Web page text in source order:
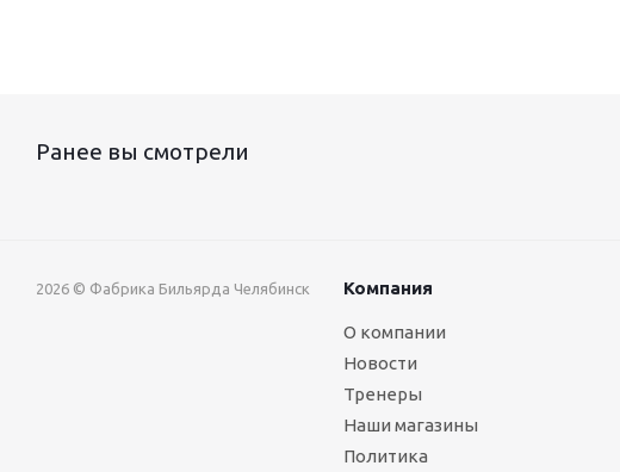
Ранее вы смотрели
2026 © Фабрика Бильярда Челябинск Компания
О компании
Новости
Тренеры
Наши магазины
Политика